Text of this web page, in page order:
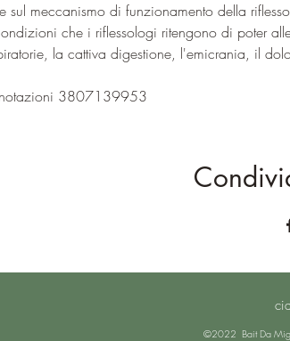
sul meccanismo di funzionamento della
che i riflessologi ritengono di poter
la cattiva digestione, l'emicrania, il
3807139953
©2022 Bait Da